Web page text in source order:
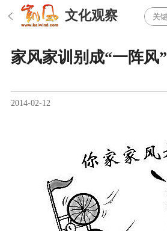
文化观察
家风家训别成“一阵风”
2014-02-12